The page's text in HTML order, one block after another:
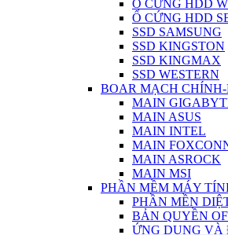
Ổ CỨNG HDD
Ổ CỨNG HDD
SSD SAMSUNG
SSD KINGSTON
SSD KINGMAX
SSD WESTERN
BOAR MẠCH
MAIN
MAIN ASUS
MAIN INTEL
MAIN
MAIN ASROCK
MAIN MSI
PHẦN MỀM MÁY
PHẦN MỀN
BẢN QUYỀN
ỨNG DỤNG VÀ